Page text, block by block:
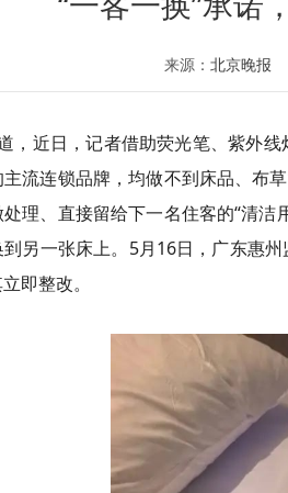
来源： 北京晚报
，近日，记者借助荧光笔、紫外
流连锁品牌，均做不到床品、布
理、直接留给下一名住客的“清
另一张床上。5月16日，广东惠
即整改。